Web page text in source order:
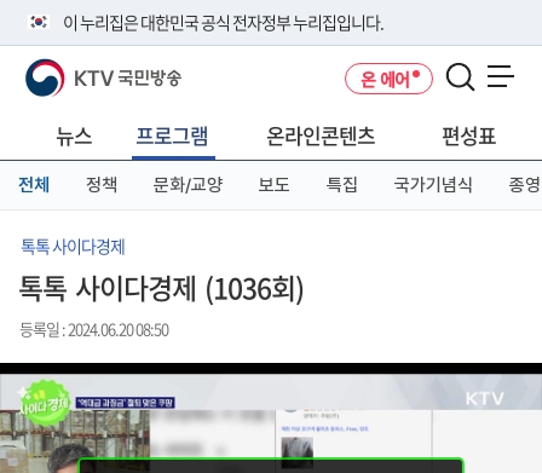
이 누리집은 대한민국 공식 전자정부 누리집입니다.
공식 누리집 주소 확인하기
니다.
이밖에 or.kr 또는 .kr등 다른 도메인 주소를 사용하고 있다면 아래 URL에
서 도메인 주소를 확인해 보세요
KTV 국민방송 온 에어
뉴스 프로그램 온라인콘텐츠 편성표
전체 정책 문화/교양 보도 특집 국가기념식 종영
톡톡 사이다경제
톡톡 사이다경제 (1036회)
등록일 : 2024.06.20 08:50